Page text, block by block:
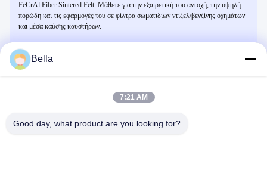
FeCrAl Fiber Sintered Felt. Μάθετε για την εξαιρετική του αντοχή, την υψηλή
πορώδη και τις εφαρμογές του σε φίλτρα σωματιδίων ντίζελ/βενζίνης οχημάτων
και μέσα καύσης καυστήρων.
Σχετικά Βίντεο
Bella
7:21 AM
Good day, what product are you looking for?